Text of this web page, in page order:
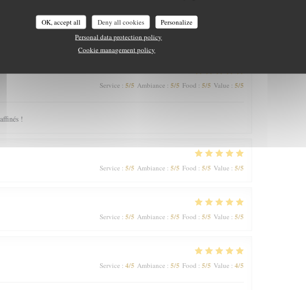
OK, accept all Deny all cookies
Personalize
Personal data protection policy
Cookie management policy
Service:5/5 Ambiance
Service : 5/5 Ambiance : 5/5 Food : 5/5 Value : 5/5
!
Service : 5/5 Ambiance : 5/5 Food : 5/5 Value : 5/5
Service : 5/5 Ambiance : 5/5 Food : 5/5 Value : 5/5
Service : 4/5 Ambiance : 5/5 Food : 5/5 Value : 4/5